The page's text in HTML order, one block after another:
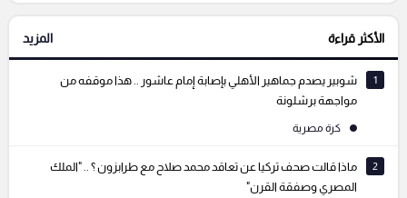
التعليقات السابقة
الأكثر قراءة المزيد
1
شوبير يصدم جماهير الأهلي بإصابة إمام عاشور .. هذا موقفه من
مواجهة برشلونة
كرة مصرية
2
ماذا قالت صحف تركيا عن تعاقد محمد صلاح مع طرابزون ؟ .. "الملك
المصري وصفقة القرن"